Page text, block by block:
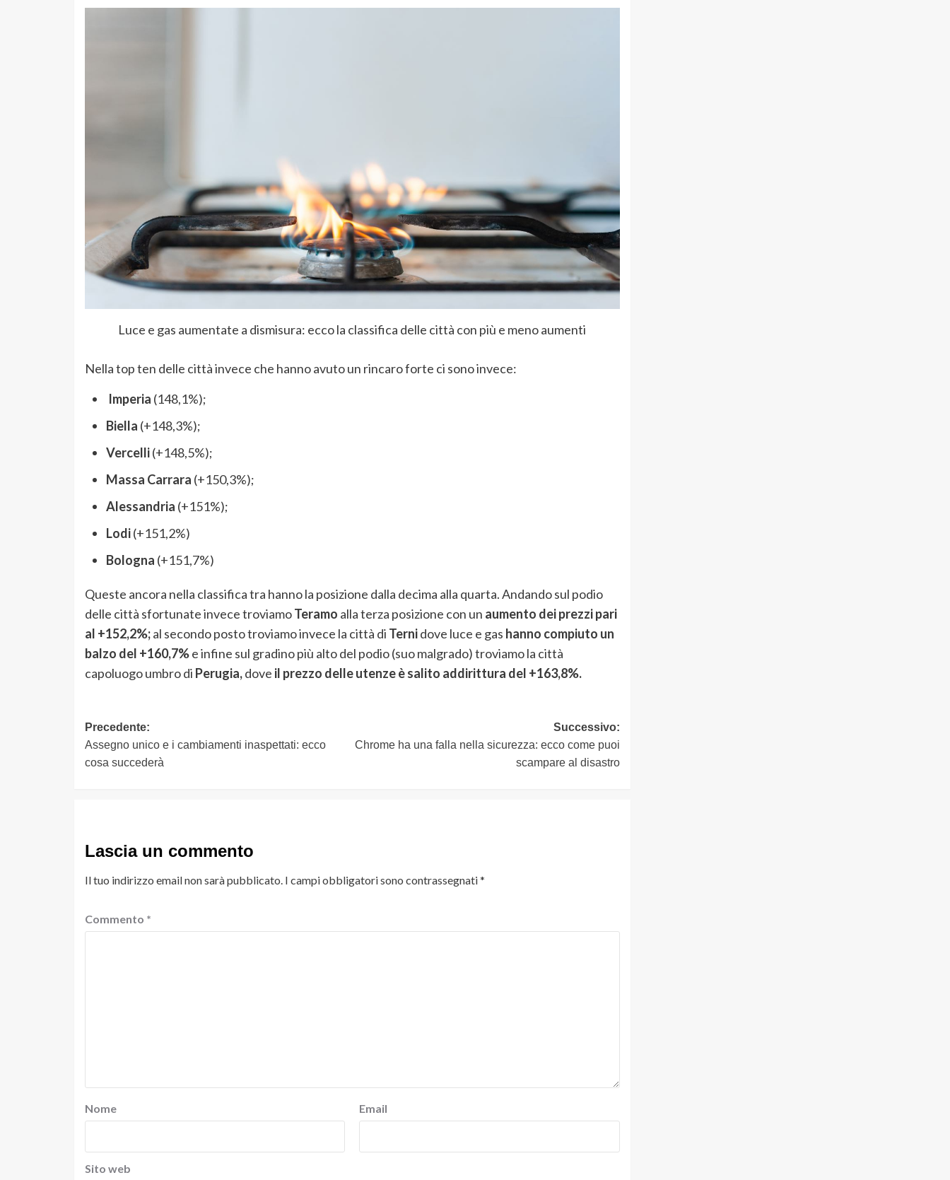
Luce e gas aumentate a dismisura: ecco la classifica delle città con più e meno aumenti
Nella top ten delle città invece che hanno avuto un rincaro forte ci sono invece:
Imperia (148,1%);
Biella (+148,3%);
Vercelli(+148,5%);
Massa Carrara (+150,3%);
Alessandria (+151%);
Lodi(+151,2%)
Bologna (+151,7%)
Queste ancora nella classifica tra hanno la posizione dalla decima alla quarta. Andando sul podio
delle città sfortunate invece troviamoTeramo alla terza posizione con un aumento dei prezzi pari
al +152,2%;al secondo posto troviamo invece la città di Ternidove luce e gas hanno compiuto un
balzo del +160,7%e infine sul gradino più alto del podio (suo malgrado) troviamo la città
capoluogo umbro di Perugia,dove il prezzo delle utenze è salito addirittura del +163,8%.
Navigazione
articolo
Precedente:
Assegno unico e i cambiamenti inaspettati: ecco
cosa succederà
Successivo:
Chrome ha una falla nella sicurezza: ecco come puoi
scampare al disastro
Lascia un commento
Il tuo indirizzo email non sarà pubblicato. I campi obbligatori sono contrassegnati*
Commento *
Nome Email
Sito web